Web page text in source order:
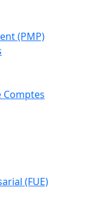
(PMP)
(FUE)